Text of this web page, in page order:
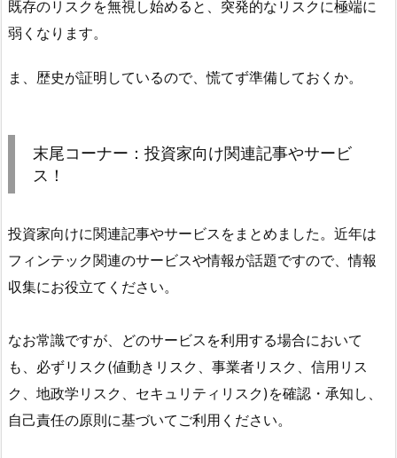
既存のリスクを無視し始めると、突発的なリスクに極端に
弱くなります。
ま、歴史が証明しているので、慌てず準備しておくか。
末尾コーナー：投資家向け関連記事やサービ
ス！
投資家向けに関連記事やサービスをまとめました。近年は
フィンテック関連のサービスや情報が話題ですので、情報
収集にお役立てください。
なお常識ですが、どのサービスを利用する場合において
も、必ずリスク(値動きリスク、事業者リスク、信用リス
ク、地政学リスク、セキュリティリスク)を確認・承知し、
自己責任の原則に基づいてご利用ください。